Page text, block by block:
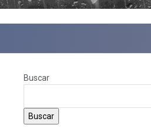
Buscar
Buscar